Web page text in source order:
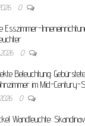
0
Esszimmer-
0
Beleuchtung:
im Mid-Century-
0
Wandleuchte: